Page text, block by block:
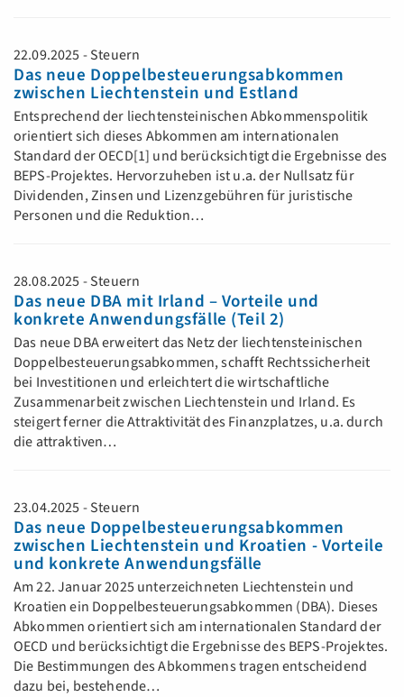
22.09.2025 - Steuern
Das neue Doppelbesteuerungsabkommen
zwischen Liechtenstein und Estland
Entsprechend der liechtensteinischen Abkommenspolitik
orientiert sich dieses Abkommen am internationalen
Standard der OECD[1] und berücksichtigt die Ergebnisse des
BEPS-Projektes. Hervorzuheben ist u.a. der Nullsatz für
Dividenden, Zinsen und Lizenzgebühren für juristische
Personen und die Reduktion…
28.08.2025 - Steuern
Das neue DBA mit Irland – Vorteile und
konkrete Anwendungsfälle (Teil 2)
Das neue DBA erweitert das Netz der liechtensteinischen
Doppelbesteuerungsabkommen, schafft Rechtssicherheit
bei Investitionen und erleichtert die wirtschaftliche
Zusammenarbeit zwischen Liechtenstein und Irland. Es
steigert ferner die Attraktivität des Finanzplatzes, u.a. durch
die attraktiven…
23.04.2025 - Steuern
Das neue Doppelbesteuerungsabkommen
zwischen Liechtenstein und Kroatien - Vorteile
und konkrete Anwendungsfälle
Am 22. Januar 2025 unterzeichneten Liechtenstein und
Kroatien ein Doppelbesteuerungsabkommen (DBA). Dieses
Abkommen orientiert sich am internationalen Standard der
OECD und berücksichtigt die Ergebnisse des BEPS-Projektes.
Die Bestimmungen des Abkommens tragen entscheidend
dazu bei, bestehende…